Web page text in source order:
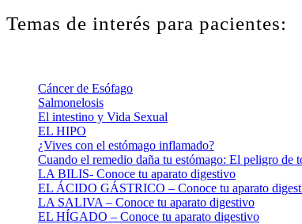
Temas de interés para pacientes:
Cáncer de Esófago
Salmonelosis
El intestino y Vida Sexual
EL HIPO
¿Vives con el estómago inflamado?
Cuando el remedio daña tu estómago: El peligro de
LA BILIS- Conoce tu aparato digestivo
EL ÁCIDO GÁSTRICO – Conoce tu aparato
LA SALIVA – Conoce tu aparato digestivo
EL HÍGADO – Conoce tu aparato digestivo